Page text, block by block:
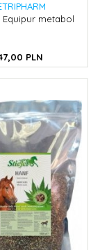
metabol
00 PLN